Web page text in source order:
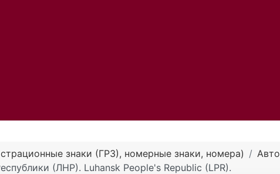
знаки (ГРЗ), номерные знаки, номера)
(ЛНР). Luhansk People's Republic (LPR).